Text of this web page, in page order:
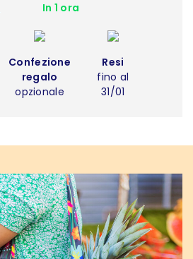
In 1 ora
Confezione
regalo
opzionale
Resi
fino al
31/01